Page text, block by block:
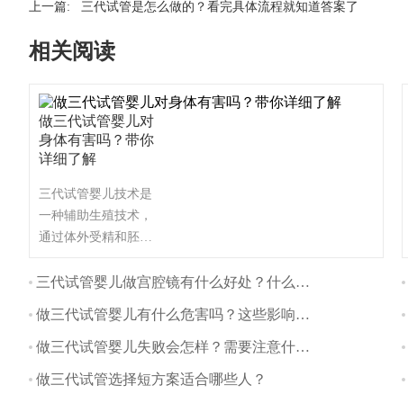
上一篇: 三代试管是怎么做的？看完具体流程就知道答案了
相关阅读
做三代试管婴儿对
身体有害吗？带你
详细了解
三代试管婴儿技术是
一种辅助生殖技术，
通过体外受精和胚胎
不育夫妇生育。与自
管婴儿对身体的影响
主要体现在以下几个
三代试管婴儿做宫腔镜有什么好处？什么时间做最好？
做三代试管婴儿有什么危害吗？这些影响要注意
做三代试管婴儿失败会怎样？需要注意什么？
做三代试管选择短方案适合哪些人？